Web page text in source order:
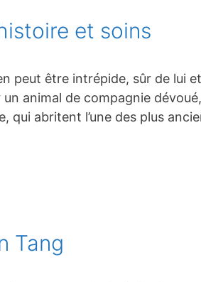
et soins
peut être intrépide, sûr de lui
animal de compagnie
qui abritent l’une des plus
Tang